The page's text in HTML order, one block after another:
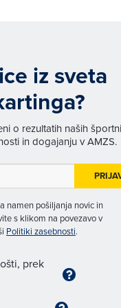
iz sveta
o rezultatih naših
in dogajanju v AMZS.
namen pošiljanja novic in
s klikom na povezavo v
Politiki zasebnosti.
prek